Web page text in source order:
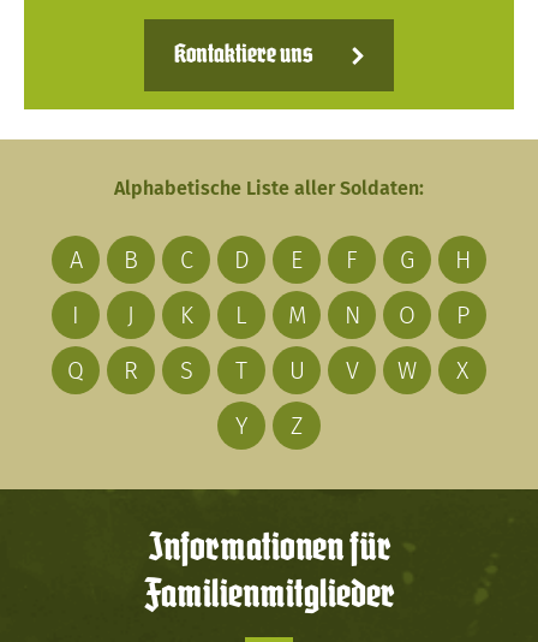
Kontaktiere uns
Alphabetische Liste aller Soldaten:
A B C D E F G
H
I
J K L M N O
P
Q
R S T U V W
X
Y
Z
Informationen für
Familienmitglieder